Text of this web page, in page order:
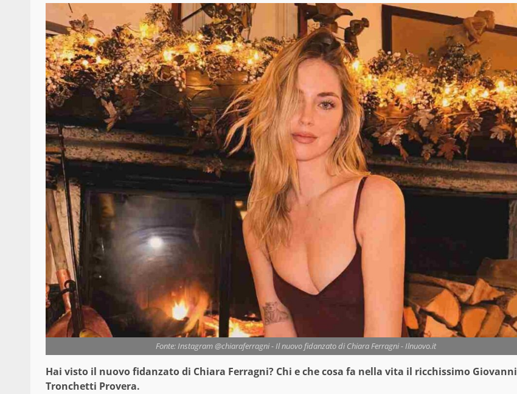
Fonte: Instagram @chiaraferragni - Il nuovo fidanzato di Chiara Ferragni - Ilnuovo.it
Hai visto il nuovo fidanzato di Chiara Ferragni? Chi e che cosa fa nella vita il ricchissimo Giovanni
Tronchetti Provera.